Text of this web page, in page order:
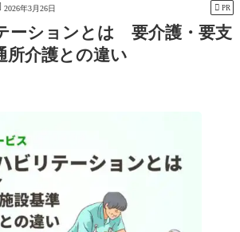
2026年3月26日  PR
ーションとは 要介護・要支
所介護との違い